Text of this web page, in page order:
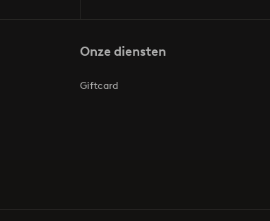
Onze diensten
Giftcard